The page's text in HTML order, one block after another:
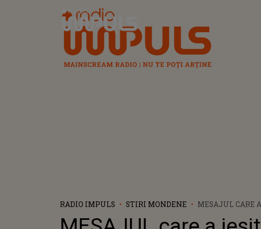
Radio Impuls
RADIO IMPULS STIRI MONDENE
MESAJUL CARE